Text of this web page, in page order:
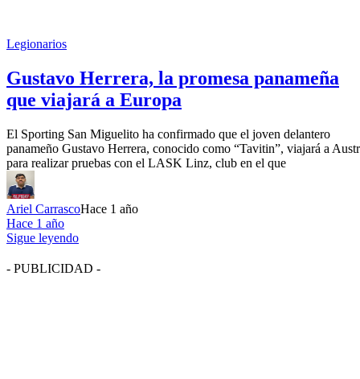
Legionarios
Gustavo Herrera, la promesa panameña
que viajará a Europa
El Sporting San Miguelito ha confirmado que el joven delantero
panameño Gustavo Herrera, conocido como “Tavitin”, viajará a
para realizar pruebas con el LASK Linz, club en el que
Ariel CarrascoHace 1 año
Hace 1 año
Sigue leyendo
- PUBLICIDAD -